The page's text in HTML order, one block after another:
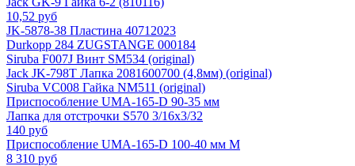
10,52 руб
JK-5878-38 Пластина 40712023
Durkopp 284 ZUGSTANGE 000184
Siruba F007J Винт SM534 (original)
Jack JK-798T Лапка 2081600700 (4,8мм) (original)
Siruba VC008 Гайка NM511 (original)
Приспособление UMA-165-D 90-35 мм
Лапка для отстрочки S570 3/16х3/32
140 руб
Приспособление UMA-165-D 100-40 мм M
8 310 руб